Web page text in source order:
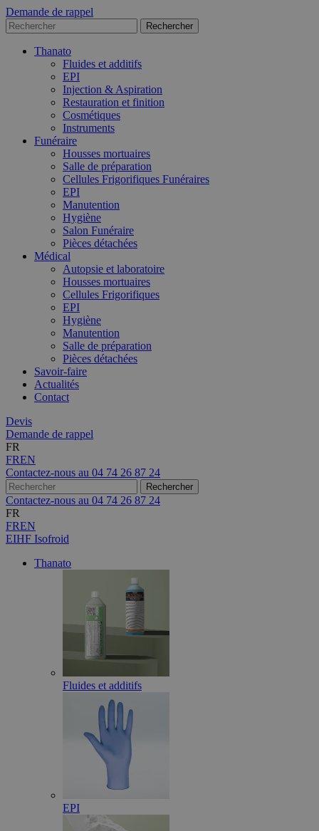
Demande de rappel
Thanato
Fluides et additifs
EPI
Injection & Aspiration
Restauration et finition
Cosmétiques
Instruments
Funéraire
Housses mortuaires
Salle de préparation
Cellules Frigorifiques Funéraires
EPI
Manutention
Hygiène
Salon Funéraire
Pièces détachées
Médical
Autopsie et laboratoire
Housses mortuaires
Cellules Frigorifiques
EPI
Hygiène
Manutention
Salle de préparation
Pièces détachées
Savoir-faire
Actualités
Contact
Devis
Demande de rappel
FR
FREN
Contactez-nous au 04 74 26 87 24
Contactez-nous au 04 74 26 87 24
FR
FREN
EIHF Isofroid
Thanato
Fluides et additifs
EPI